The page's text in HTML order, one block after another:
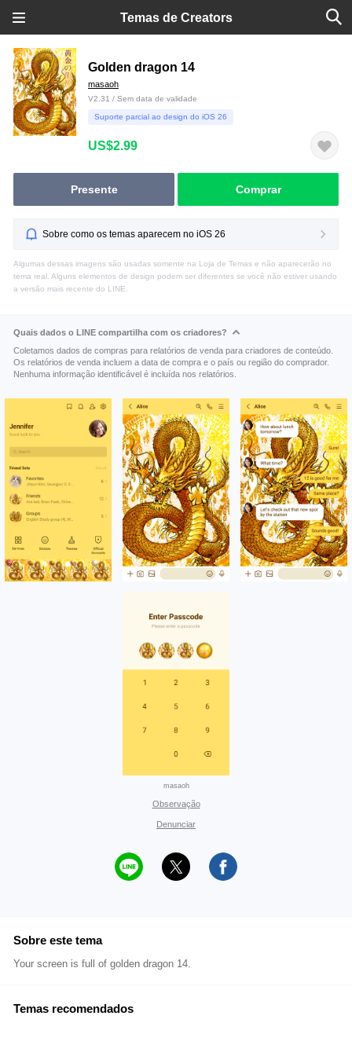
Temas de Creators
Golden dragon 14
masaoh
V2.31 / Sem data de validade
Suporte parcial ao design do iOS 26
US$2.99
Presente Comprar
Sobre como os temas aparecem no iOS 26
Algumas dessas imagens são usadas somente na Loja de Temas e não aparecerão no
tema real. Alguns elementos de design podem ser diferentes se você não estiver usando
a versão mais recente do LINE.
Quais dados o LINE compartilha com os criadores?
Coletamos dados de compras para relatórios de venda para criadores de conteúdo.
Os relatórios de venda incluem a data de compra e o país ou região do comprador.
Nenhuma informação identificável é incluída nos relatórios.
masaoh
Observação
Denunciar
Sobre este tema
Your screen is full of golden dragon 14.
Temas recomendados